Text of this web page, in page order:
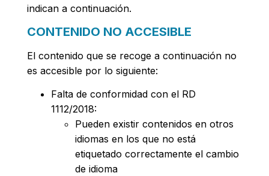
indican a continuación.
CONTENIDO NO ACCESIBLE
El contenido que se recoge a continuación no
es accesible por lo siguiente:
Falta de conformidad con el RD
1112/2018:
Pueden existir contenidos en otros
idiomas en los que no está
etiquetado correctamente el cambio
de idioma